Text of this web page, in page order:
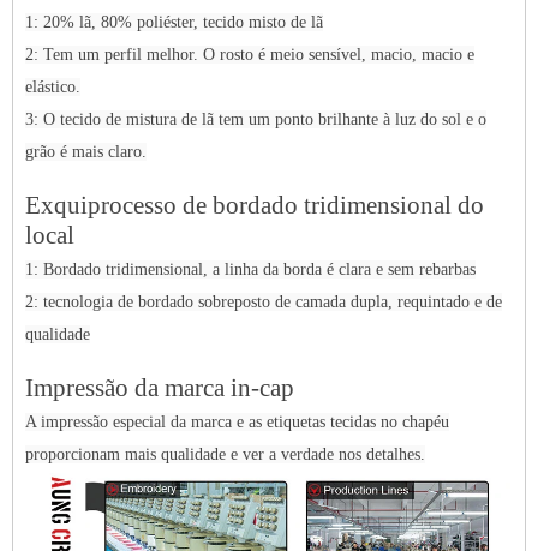
1: 20% lã, 80% poliéster, tecido misto de lã
2: Tem um perfil melhor. O rosto é meio sensível, macio, macio e
elástico.
3: O tecido de mistura de lã tem um ponto brilhante à luz do sol e o
grão é mais claro.
Exquiprocesso de bordado tridimensional do
local
1: Bordado tridimensional, a linha da borda é clara e sem rebarbas
2: tecnologia de bordado sobreposto de camada dupla, requintado e de
qualidade
Impressão da marca in-cap
A impressão especial da marca e as etiquetas tecidas no chapéu
proporcionam mais qualidade e ver a verdade nos detalhes.